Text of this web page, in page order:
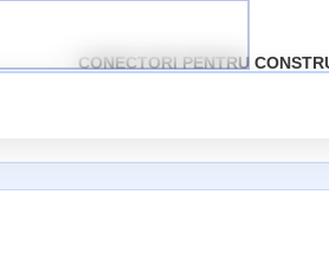
CONECTORI PENTRU